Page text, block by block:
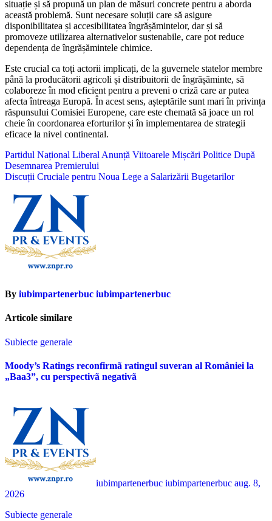
situație și să propună un plan de măsuri concrete pentru a aborda
această problemă. Sunt necesare soluții care să asigure
disponibilitatea și accesibilitatea îngrășămintelor, dar și să
promoveze utilizarea alternativelor sustenabile, care pot reduce
dependența de îngrășămintele chimice.
Este crucial ca toți actorii implicați, de la guvernele statelor membre
până la producătorii agricoli și distribuitorii de îngrășăminte, să
colaboreze în mod eficient pentru a preveni o criză care ar putea
afecta întreaga Europă. În acest sens, așteptările sunt mari în privința
răspunsului Comisiei Europene, care este chemată să joace un rol
cheie în coordonarea eforturilor și în implementarea de strategii
eficace la nivel continental.
Navigare
în
Partidul Național Liberal Anunță Viitoarele Mișcări Politice După
Desemnarea Premierului
Discuții Cruciale pentru Noua Lege a Salarizării Bugetarilor
By iubimpartenerbuc iubimpartenerbuc
Articole similare
Subiecte generale
Moody’s Ratings reconfirmã ratingul suveran al României la
„Baa3”, cu perspectivã negativã
iubimpartenerbuc iubimpartenerbuc aug. 8,
2026
Subiecte generale